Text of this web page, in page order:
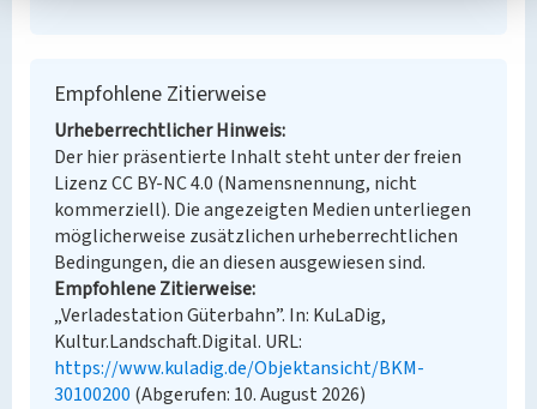
Empfohlene Zitierweise
Urheberrechtlicher Hinweis
Der hier präsentierte Inhalt steht unter der freien
Lizenz CC BY-NC 4.0 (Namensnennung, nicht
kommerziell). Die angezeigten Medien unterliegen
möglicherweise zusätzlichen urheberrechtlichen
Bedingungen, die an diesen ausgewiesen sind.
Empfohlene Zitierweise
„Verladestation Güterbahn”. In: KuLaDig,
Kultur.Landschaft.Digital. URL:
https://www.kuladig.de/Objektansicht/BKM-
30100200 (Abgerufen: 10. August 2026)